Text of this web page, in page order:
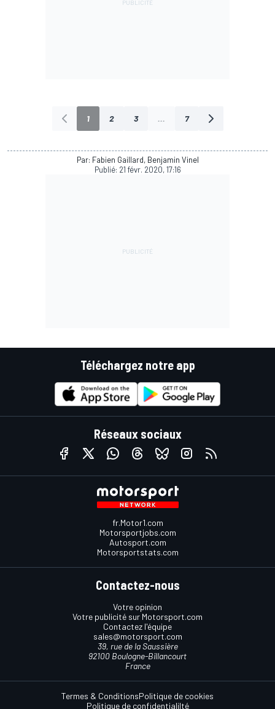
1 2 3 ... 7
Par: Fabien Gaillard, Benjamin Vinel
Publié: 21 févr. 2020, 17:16
Téléchargez notre app
Réseaux sociaux
fr.Motor1.com
Motorsportjobs.com
Autosport.com
Motorsportstats.com
Contactez-nous
Votre opinion
Votre publicité sur Motorsport.com
Contactez l'équipe
sales@motorsport.com
39, rue de la Saussière
92100 Boulogne-Billancourt
France
Termes & ConditionsPolitique de cookies
Politique de confidentialilté